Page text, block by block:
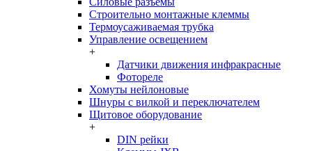
Строительно монтажные клеммы
Термоусаживаемая трубка
Управление освещением
+
Датчики движения инфракрасные
Фотореле
Хомуты нейлоновые
Шнуры с вилкой и переключателем
Щитовое оборудование
+
DIN рейки